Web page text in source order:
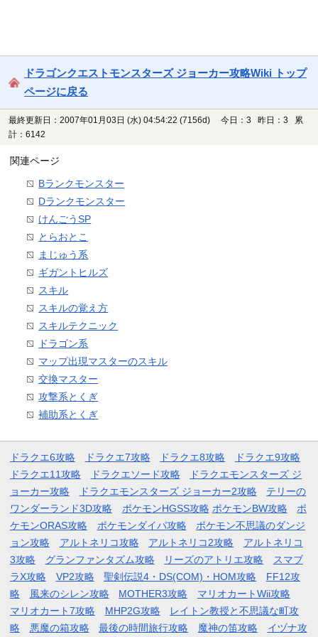
ドラゴンクエストモンスターズ ジョーカー攻略Wiki トップ
ページに戻る
最終更新日：2007年01月03日 (水) 04:54:22 (7156d)
今日：3 昨日：3 累
計：6142
関連ページ
Bランクモンスター
Dランクモンスター
けんごうSP
とらおとこ
まじゅう系
ギガントヒルズ
スキル
スキルの覚え方
スキルテクニック
ドラゴン系
マップ出現マスターのスキル
交換マスター
攻撃系とくぎ
補助系とくぎ
ドラクエ6攻略 ドラクエ7攻略 ドラクエ8攻略
ドラクエ9攻略
ドラクエ11攻略
ドラクエソード攻略
ドラクエモンスターズ ジ
ョーカー攻略
ドラクエモンスターズ ジョーカー2攻略
テリーの
ワンダーランド3D攻略
ポケモンHGSS攻略 ポケモンBW攻略
ポ
ケモンORAS攻略
ポケモンダイパ攻略
ポケモン不思議のダンジ
ョン攻略
アルトネリコ攻略 アルトネリコ2攻略
アルトネリコ
3攻略
グランファンタズム攻略 リーズのアトリエ攻略
スマブ
ラX攻略
VP2攻略 聖剣伝説4・DS(COM)・HOM攻略
FF12攻
略
風来のシレン攻略 MOTHER3攻略
マリオカートWii攻略
マリオカート7攻略
MHP2G攻略
レイトン教授と不思議な町攻
略
悪魔の箱攻略 最後の時間旅行攻略 魔神の笛攻略 イヅナ攻